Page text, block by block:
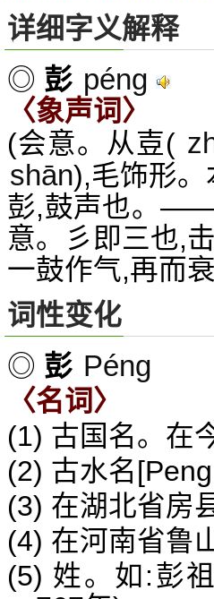
详细字义解释
◎ 彭 péng
〈象声词〉
(会意。从壴(
shān),毛饰形
彭,鼓声也。——
意。彡即三也,
一鼓作气,再而
词性变化
◎ 彭 Péng
〈名词〉
(1) 古国名。在
(2) 古水名
(3) 在湖北省房
(4) 在河南省鲁
(5) 姓。如:彭